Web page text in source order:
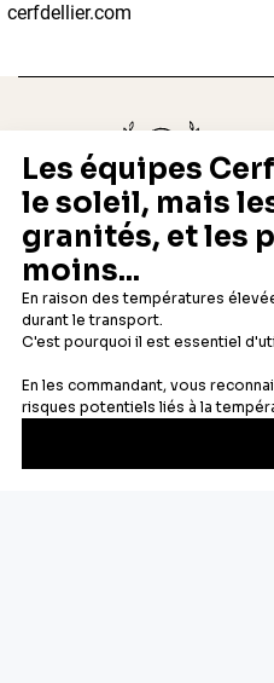
cerfdellier.com
Depuis 1932
Fabricant français reconnu
Newsletter
Recevez les recettes, astuces et